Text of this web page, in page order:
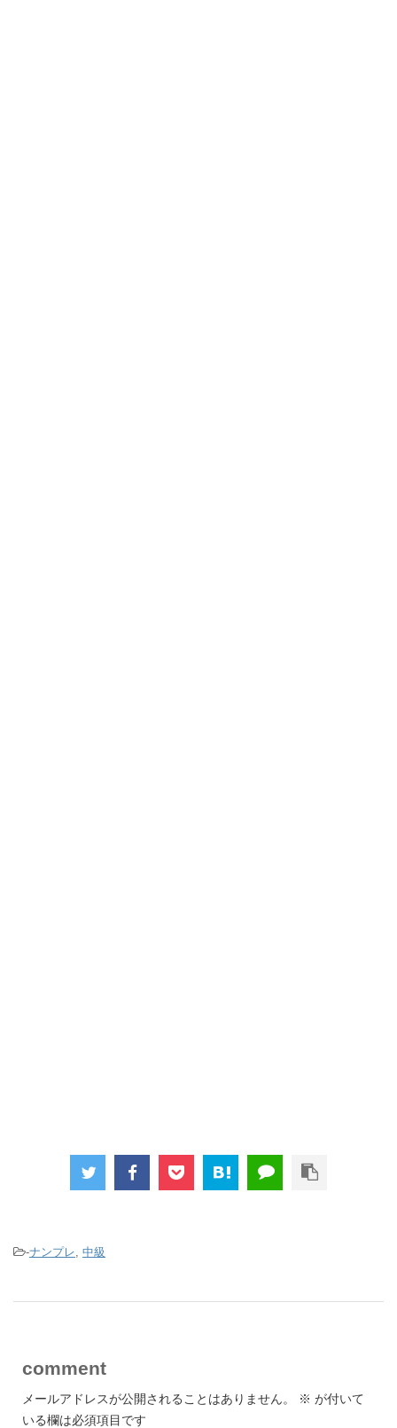
-ナンプレ 中級
comment
メールアドレスが公開されることはありません。 ※ が付いて
いる欄は必須項目です